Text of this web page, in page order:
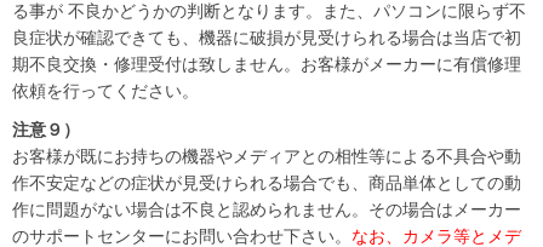
る事が 不良かどうかの判断となります。また、パソコンに限らず不
良症状が確認できても、機器に破損が見受けられる場合は当店で初
期不良交換・修理受付は致しません。お客様がメーカーに有償修理
依頼を行ってください。
注意９）
お客様が既にお持ちの機器やメディアとの相性等による不具合や動
作不安定などの症状が見受けられる場合でも、商品単体としての動
作に問題がない場合は不良と認められません。その場合はメーカー
のサポートセンターにお問い合わせ下さい。 なお、カメラ等とメデ